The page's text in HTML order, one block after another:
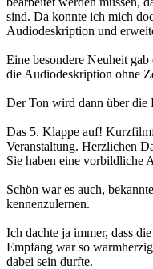
sind. Da konnte ich mich
Audiodeskription und
Eine besondere Neuheit
die Audiodeskription ohne
Der Ton wird dann über die
Das 5. Klappe auf!
Veranstaltung. Herzlichen
Sie haben eine vorbildliche
Schön war es auch,
kennenzulernen.
Ich dachte ja immer, dass
Empfang war so
dabei sein durfte.